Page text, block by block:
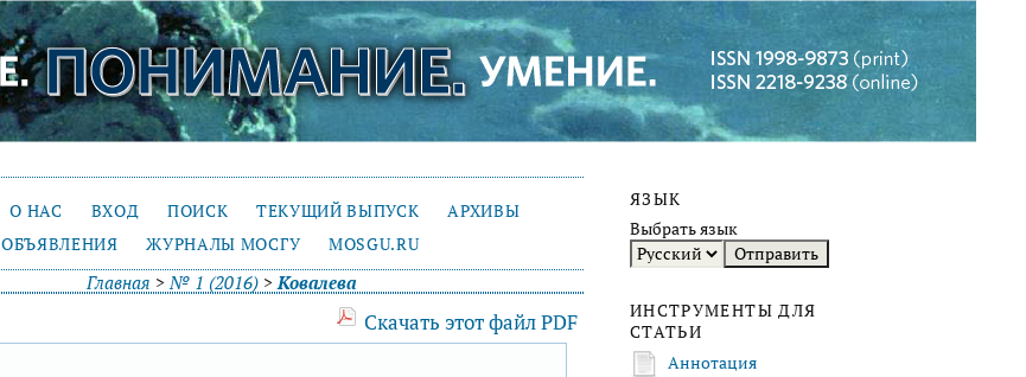
ЯЗЫК
Выбрать язык
ИНСТРУМЕНТЫ ДЛЯ
СТАТЬИ
Аннотация
О НАС ВХОД ПОИСК ТЕКУЩИЙ ВЫПУСК
АРХИВЫ
ОБЪЯВЛЕНИЯ
ЖУРНАЛЫ МОСГУ MOSGU.RU
Главная >№ 1 (2016) >Ковалева
Скачать этот файл PDF